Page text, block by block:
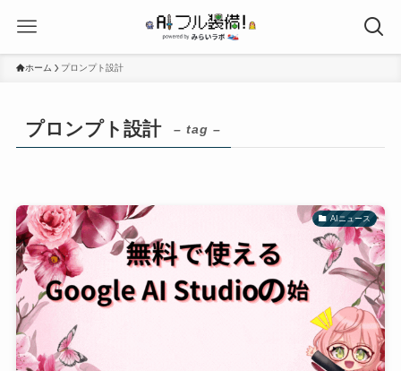
ホーム プロンプト設計
プロンプト設計 – tag –
AIニュース